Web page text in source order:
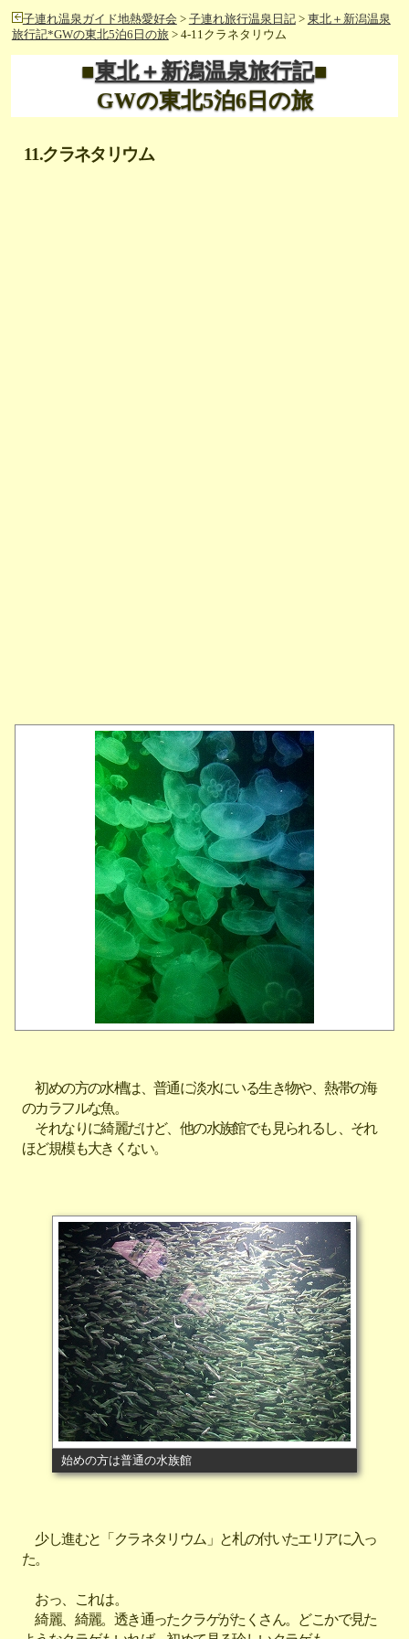
子連れ温泉ガイド地熱愛好会 > 子連れ旅行温泉日記> 東北＋新潟温泉
旅行記*GWの東北5泊6日の旅> 4-11クラネタリウム
■東北＋新潟温泉旅行記■
GWの東北5泊6日の旅
11.クラネタリウム
初めの方の水槽は、普通に淡水にいる生き物や、熱帯の海
のカラフルな魚。
それなりに綺麗だけど、他の水族館でも見られるし、それ
ほど規模も大きくない。
始めの方は普通の水族館
少し進むと「クラネタリウム」と札の付いたエリアに入っ
た。
おっ、これは。
綺麗、綺麗。透き通ったクラゲがたくさん。どこかで見た